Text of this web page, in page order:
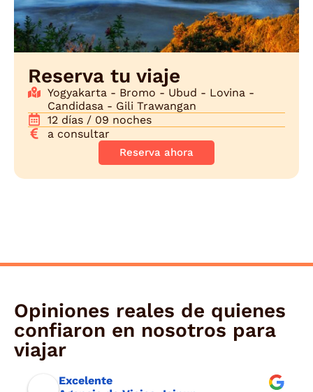
Reserva tu viaje
Yogyakarta - Bromo - Ubud - Lovina -
Candidasa - Gili Trawangan
12 días / 09 noches
a consultar
Reserva ahora
Opiniones reales de quienes
confiaron en nosotros para
viajar
Excelente